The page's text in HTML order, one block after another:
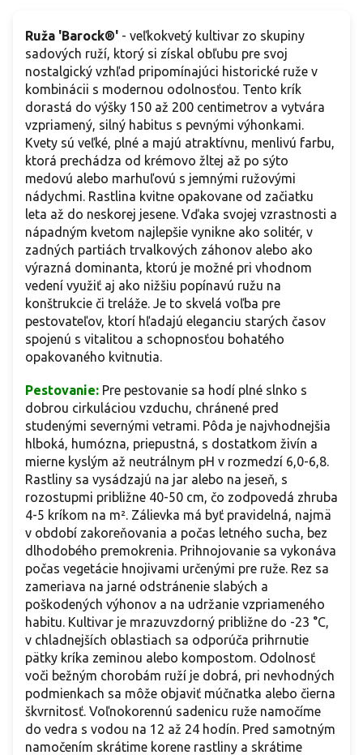
Ruža 'Barock®' - veľkokvetý kultivar zo skupiny
sadových ruží, ktorý si získal obľubu pre svoj
nostalgický vzhľad pripomínajúci historické ruže v
kombinácii s modernou odolnosťou. Tento krík
dorastá do výšky 150 až 200 centimetrov a vytvára
vzpriamený, silný habitus s pevnými výhonkami.
Kvety sú veľké, plné a majú atraktívnu, menlivú farbu,
ktorá prechádza od krémovo žltej až po sýto
medovú alebo marhuľovú s jemnými ružovými
nádychmi. Rastlina kvitne opakovane od začiatku
leta až do neskorej jesene. Vďaka svojej vzrastnosti a
nápadným kvetom najlepšie vynikne ako solitér, v
zadných partiách trvalkových záhonov alebo ako
výrazná dominanta, ktorú je možné pri vhodnom
vedení využiť aj ako nižšiu popínavú ružu na
konštrukcie či treláže. Je to skvelá voľba pre
pestovateľov, ktorí hľadajú eleganciu starých časov
spojenú s vitalitou a schopnosťou bohatého
opakovaného kvitnutia.
Pestovanie: Pre pestovanie sa hodí plné slnko s
dobrou cirkuláciou vzduchu, chránené pred
studenými severnými vetrami. Pôda je najvhodnejšia
hlboká, humózna, priepustná, s dostatkom živín a
mierne kyslým až neutrálnym pH v rozmedzí 6,0-6,8.
Rastliny sa vysádzajú na jar alebo na jeseň, s
rozostupmi približne 40-50 cm, čo zodpovedá zhruba
4-5 kríkom na m². Zálievka má byť pravidelná, najmä
v období zakoreňovania a počas letného sucha, bez
dlhodobého premokrenia. Prihnojovanie sa vykonáva
počas vegetácie hnojivami určenými pre ruže. Rez sa
zameriava na jarné odstránenie slabých a
poškodených výhonov a na udržanie vzpriameného
habitu. Kultivar je mrazuvzdorný približne do -23 °C,
v chladnejších oblastiach sa odporúča prihrnutie
pätky kríka zeminou alebo kompostom. Odolnosť
voči bežným chorobám ruží je dobrá, pri nevhodných
podmienkach sa môže objaviť múčnatka alebo čierna
škvrnitosť. Voľnokorennú sadenicu ruže namočíme
do vedra s vodou na 12 až 24 hodín. Pred samotným
namočením skrátime korene rastliny a skrátime